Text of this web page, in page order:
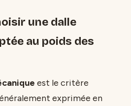
une dalle
au poids des
est le critère
exprimée en